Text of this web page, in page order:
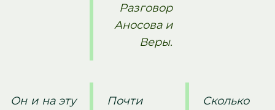
Разговор
Аносова и
Веры.
Он и на эту
Почти
Сколько